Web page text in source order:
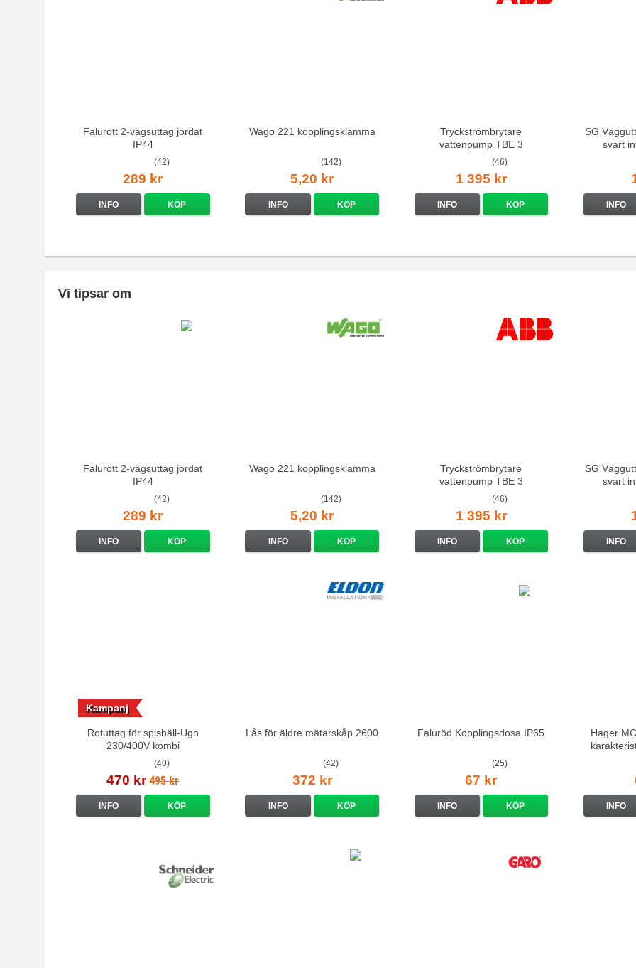
Falurött 2-vägsuttag jordat
IP44
(42)
289 kr
INFO KÖP
Wago 221 kopplingsklämma
(142)
5,20 kr
INFO KÖP
Tryckströmbrytare
vattenpump TBE 3
(46)
1 395 kr
INFO KÖP
SG
svart
INFO
Vi tipsar om
Falurött 2-vägsuttag jordat
IP44
(42)
289 kr
INFO KÖP
Wago 221 kopplingsklämma
(142)
5,20 kr
INFO KÖP
Tryckströmbrytare
vattenpump TBE 3
(46)
1 395 kr
INFO KÖP
SG
svart
INFO
Rotuttag för spishäll-Ugn
230/400V kombi
(40)
Kampanj
470 kr 495 kr
INFO KÖP
Lås för äldre mätarskåp 2600
(42)
372 kr
INFO KÖP
Faluröd Kopplingsdosa IP65
(25)
67 kr
INFO KÖP
Hager
INFO